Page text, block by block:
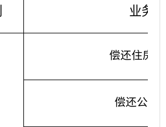
业务
偿还住房
偿还公积